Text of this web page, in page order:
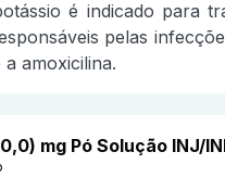
é indicado para
pelas
amoxicilina.
mg Pó Solução